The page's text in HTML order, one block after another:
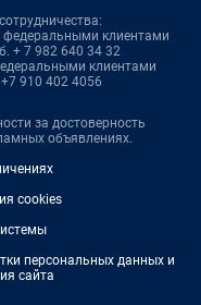
клиентами
+ 7 982 640 34 32
клиентами
910 402 4056
за достоверность
объявлениях.
cookies
персональных данных и
сайта